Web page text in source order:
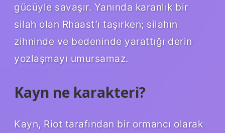
gücüyle savaşır. Yanında karanlık bir
silah olan Rhaast’ı taşırken; silahın
zihninde ve bedeninde yarattığı derin
yozlaşmayı umursamaz.
Kayn ne karakteri?
Kayn, Riot tarafından bir ormancı olarak